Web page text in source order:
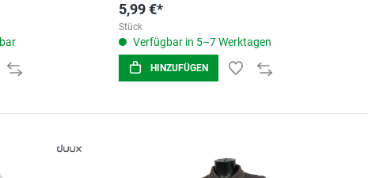
5,99 €*
Stück
Verfügbar in 5–7 Werktagen
HINZUFÜGEN